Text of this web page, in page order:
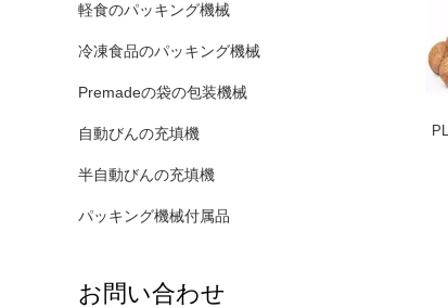
軽食のパッキング機械
冷凍食品のパッキング機械
Premadeの袋の包装機械
自動びんの充填機
半自動びんの充填機
パッキング機械付属品
お問い合わせ